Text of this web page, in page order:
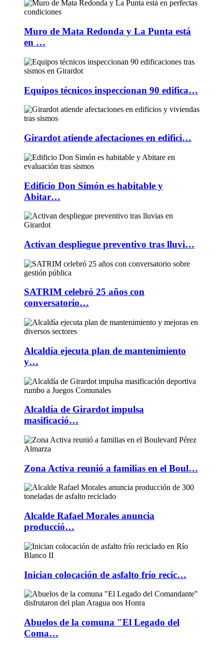
Muro de Mata Redonda y La Punta está
en …
Equipos técnicos inspeccionan 90 edifica…
Girardot atiende afectaciones en edifici…
Edificio Don Simón es habitable y
Abitar…
Activan despliegue preventivo tras lluvi…
SATRIM celebró 25 años con
conversatorio…
Alcaldía ejecuta plan de mantenimiento
y…
Alcaldía de Girardot impulsa
masificació…
Zona Activa reunió a familias en el Boul…
Alcalde Rafael Morales anuncia
producció…
Inician colocación de asfalto frío recic…
Abuelos de la comuna "El Legado del
Coma…